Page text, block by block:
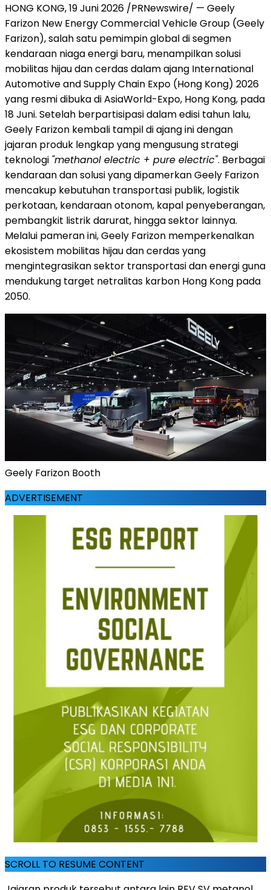
HONG KONG, 19 Juni 2026 /PRNewswire/ — Geely
Farizon New Energy Commercial Vehicle Group (Geely
Farizon), salah satu pemimpin global di segmen
kendaraan niaga energi baru, menampilkan solusi
mobilitas hijau dan cerdas dalam ajang International
Automotive and Supply Chain Expo (Hong Kong) 2026
yang resmi dibuka di AsiaWorld-Expo, Hong Kong, pada
18 Juni. Setelah berpartisipasi dalam edisi tahun lalu,
Geely Farizon kembali tampil di ajang ini dengan
jajaran produk lengkap yang mengusung strategi
teknologi "methanol electric + pure electric". Berbagai
kendaraan dan solusi yang dipamerkan Geely Farizon
mencakup kebutuhan transportasi publik, logistik
perkotaan, kendaraan otonom, kapal penyeberangan,
pembangkit listrik darurat, hingga sektor lainnya.
Melalui pameran ini, Geely Farizon memperkenalkan
ekosistem mobilitas hijau dan cerdas yang
mengintegrasikan sektor transportasi dan energi guna
mendukung target netralitas karbon Hong Kong pada
2050.
Geely Farizon Booth
ADVERTISEMENT
SCROLL TO RESUME CONTENT